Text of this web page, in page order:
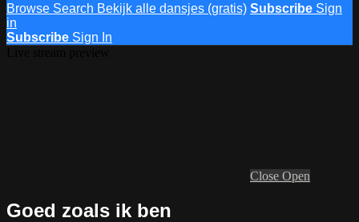
Browse Search Bekijk alle dansjes (gratis) Subscribe Sign
in
Subscribe Sign In
Close Open
Goed zoals ik ben